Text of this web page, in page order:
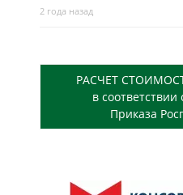
2 года назад
РАСЧЕТ
в
Приказа